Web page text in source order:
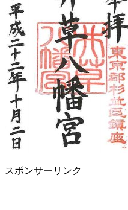
スポンサーリンク